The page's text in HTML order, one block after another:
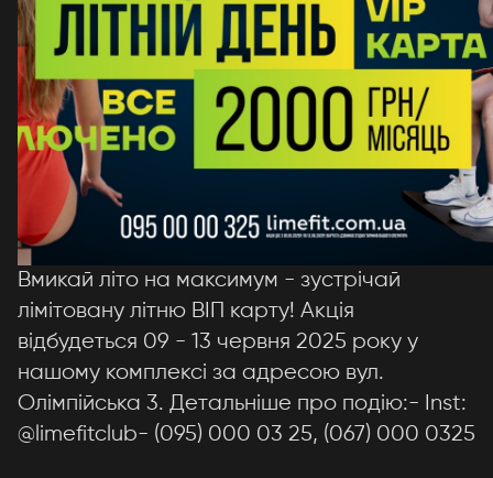
Вмикай літо на максимум - зустрічай
лімітовану літню ВІП карту! Акція
відбудеться 09 - 13 червня 2025 року у
нашому комплексі за адресою вул.
Олімпійська 3. Детальніше про подію:- Inst:
@limefitclub- (095) 000 03 25, (067) 000 0325